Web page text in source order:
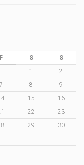
F S
S
1
2
7 8
9
15
16
22
23
29
30